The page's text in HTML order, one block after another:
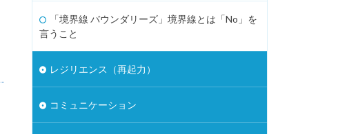
「境界線 バウンダリーズ」境界線とは「No」を
言うこと
レジリエンス（再起力）
コミュニケーション